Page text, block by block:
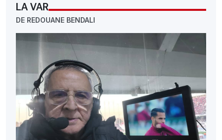
LA VAR
DE REDOUANE BENDALI